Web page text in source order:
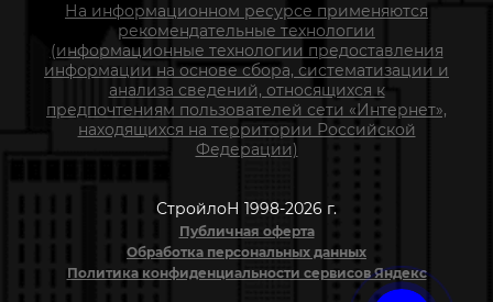
На информационном ресурсе применяются
рекомендательные технологии
(информационные технологии предоставления
информации на основе сбора, систематизации и
анализа сведений, относящихся к
предпочтениям пользователей сети «Интернет»,
находящихся на территории Российской
Федерации)
СтройлоН 1998-2026 г.
Публичная оферта
Обработка персональных данных
Политика конфиденциальности сервисов Яндекс